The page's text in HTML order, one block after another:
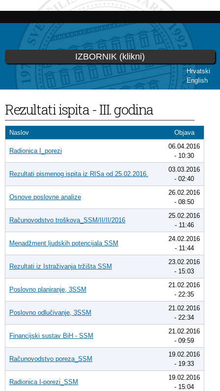
Skip to
content
Hrvatski
English
IZBORNIK (klikni)
You are here
Rezultati ispita - III. godina
Naslov Objava
Radionica I_porezi
06.04.2016
- 10:30
Rezultati pismenog ispita iz RISa od 25.02.2016.
03.03.2016
- 02:40
Osnove poslovne analize
26.02.2016
- 08:50
Računovodstvo troškova_SSM/II/II/2016
25.02.2016
- 11:46
Menadžment ljudskih potencijala SSM
24.02.2016
- 11:44
Rezultati iz Istraživanja tržišta SSM
23.02.2016
- 15:03
Poslovno planiranje, 3SSM
21.02.2016
- 22:35
Poslovno odlučivanje, 3SSM
21.02.2016
- 22:34
Financijski sustav BiH - SSM
21.02.2016
- 09:59
Računovodstvo poreza_SSM
19.02.2016
- 19:33
Radionica I-porezi_SSM
19.02.2016
- 15:04